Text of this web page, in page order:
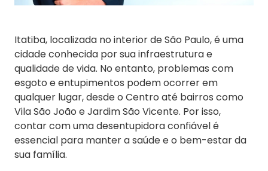
Itatiba, localizada no interior de São Paulo, é uma
cidade conhecida por sua infraestrutura e
qualidade de vida. No entanto, problemas com
esgoto e entupimentos podem ocorrer em
qualquer lugar, desde o Centro até bairros como
Vila São João e Jardim São Vicente. Por isso,
contar com uma desentupidora confiável é
essencial para manter a saúde e o bem-estar da
sua família.